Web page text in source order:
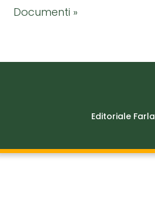
Documenti »
Editoriale